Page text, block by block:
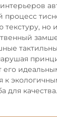
процесс
текстуру, но
его
к
для качества.